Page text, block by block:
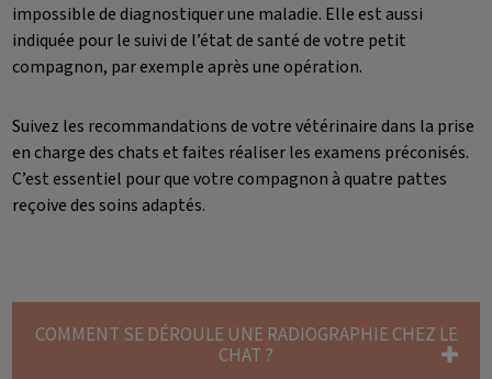
impossible de diagnostiquer une maladie. Elle est aussi
indiquée pour le suivi de l’état de santé de votre petit
compagnon, par exemple après une opération.
Suivez les recommandations de votre vétérinaire dans la prise
en charge des chats et faites réaliser les examens préconisés.
C’est essentiel pour que votre compagnon à quatre pattes
reçoive des soins adaptés.
COMMENT SE DÉROULE UNE RADIOGRAPHIE CHEZ LE
CHAT ?